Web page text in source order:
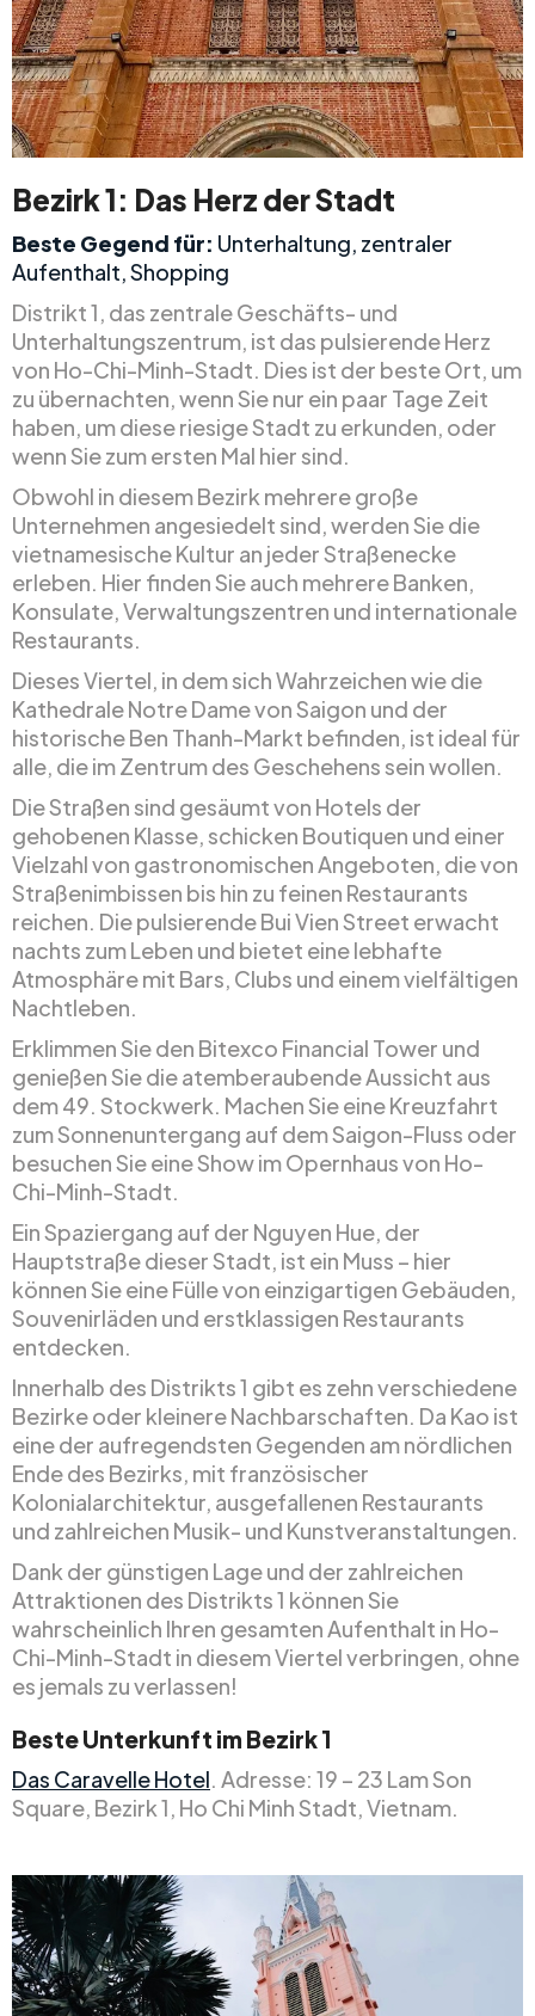
Bezirk 1: Das Herz der Stadt
Beste Gegend für: Unterhaltung, zentraler
Aufenthalt, Shopping
Distrikt 1, das zentrale Geschäfts- und
Unterhaltungszentrum, ist das pulsierende Herz
von Ho-Chi-Minh-Stadt. Dies ist der beste Ort, um
zu übernachten, wenn Sie nur ein paar Tage Zeit
haben, um diese riesige Stadt zu erkunden, oder
wenn Sie zum ersten Mal hier sind.
Obwohl in diesem Bezirk mehrere große
Unternehmen angesiedelt sind, werden Sie die
vietnamesische Kultur an jeder Straßenecke
erleben. Hier finden Sie auch mehrere Banken,
Konsulate, Verwaltungszentren und internationale
Restaurants.
Dieses Viertel, in dem sich Wahrzeichen wie die
Kathedrale Notre Dame von Saigon und der
historische Ben Thanh-Markt befinden, ist ideal für
alle, die im Zentrum des Geschehens sein wollen.
Die Straßen sind gesäumt von Hotels der
gehobenen Klasse, schicken Boutiquen und einer
Vielzahl von gastronomischen Angeboten, die von
Straßenimbissen bis hin zu feinen Restaurants
reichen. Die pulsierende Bui Vien Street erwacht
nachts zum Leben und bietet eine lebhafte
Atmosphäre mit Bars, Clubs und einem vielfältigen
Nachtleben.
Erklimmen Sie den Bitexco Financial Tower und
genießen Sie die atemberaubende Aussicht aus
dem 49. Stockwerk. Machen Sie eine Kreuzfahrt
zum Sonnenuntergang auf dem Saigon-Fluss oder
besuchen Sie eine Show im Opernhaus von Ho-
Chi-Minh-Stadt.
Ein Spaziergang auf der Nguyen Hue, der
Hauptstraße dieser Stadt, ist ein Muss – hier
können Sie eine Fülle von einzigartigen Gebäuden,
Souvenirläden und erstklassigen Restaurants
entdecken.
Innerhalb des Distrikts 1 gibt es zehn verschiedene
Bezirke oder kleinere Nachbarschaften. Da Kao ist
eine der aufregendsten Gegenden am nördlichen
Ende des Bezirks, mit französischer
Kolonialarchitektur, ausgefallenen Restaurants
und zahlreichen Musik- und Kunstveranstaltungen.
Dank der günstigen Lage und der zahlreichen
Attraktionen des Distrikts 1 können Sie
wahrscheinlich Ihren gesamten Aufenthalt in Ho-
Chi-Minh-Stadt in diesem Viertel verbringen, ohne
es jemals zu verlassen!
Beste Unterkunft im Bezirk 1
Das Caravelle Hotel. Adresse: 19 – 23 Lam Son
Square, Bezirk 1, Ho Chi Minh Stadt, Vietnam.